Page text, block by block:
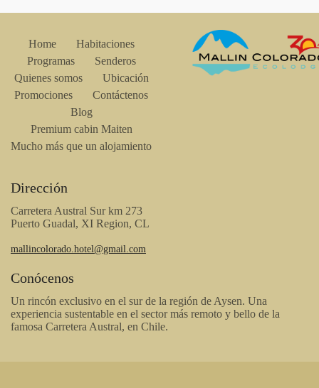
Home
Habitaciones
Programas
Senderos
Quienes somos
Ubicación
Promociones
Contáctenos
Blog
Premium cabin Maiten
Mucho más que un alojamiento
Dirección
Carretera Austral Sur km 273
Puerto Guadal, XI Region, CL
mallincolorado.hotel@gmail.com
Conócenos
Un rincón exclusivo en el sur de la región de Aysen. Una
experiencia sustentable en el sector más remoto y bello de la
famosa Carretera Austral, en Chile.